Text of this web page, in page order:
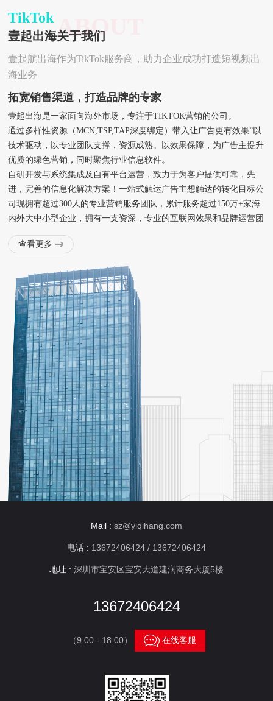
TikTok ABOUT
壹起出海关于我们
壹起航出海作为TikTok服务商，助力企业成功打造短视频出
海业务
拓宽销售渠道，打造品牌的专家
壹起出海是一家面向海外市场，专注于TIKTOK营销的公司。
通过多样性资源（MCN,TSP,TAP深度绑定）带入让广告更有效果”以
技术驱动，以专业团队支撑，资源成熟。以效果保障，为广告主提升
优质的绿色营销，同时聚焦行业信息软件。
自研开发与系统集成及自有平台运营，致力于为客户提供可靠，先
进，完善的信息化解决方案！一站式触达广告主想触达的转化目标公
司现拥有超过300人的专业营销服务团队，累计服务超过150万+家海
内外大中小型企业，拥有一支资深，专业的互联网效果和品牌运营团
长，依托于丰富的互联网媒介资源，已荣幸成为国内众多知名企业的
查看更多
Mail : sz@yiqihang.com
电话 : 13672406424 / 13672406424
地址 : 深圳市宝安区宝安大道建润商务大厦5楼
13672406424
（9:00 - 18:00） 在线客服